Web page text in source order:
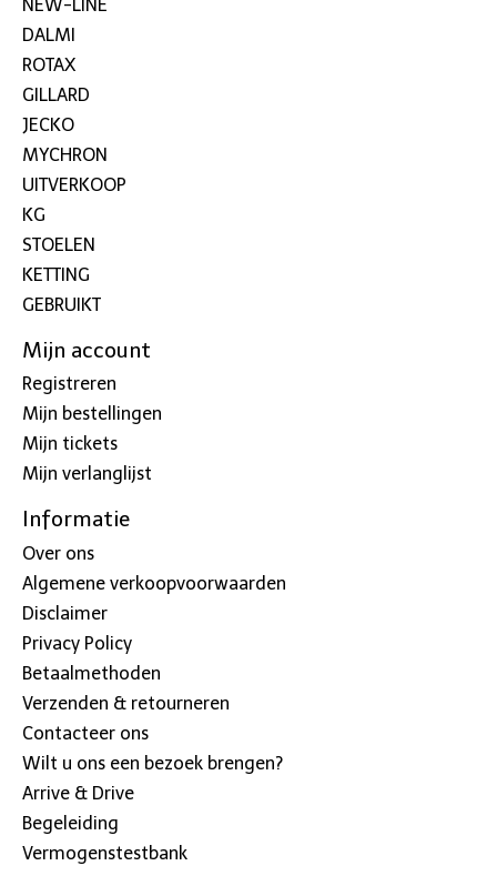
NEW-LINE
DALMI
ROTAX
GILLARD
JECKO
MYCHRON
UITVERKOOP
KG
STOELEN
KETTING
GEBRUIKT
Mijn account
Registreren
Mijn bestellingen
Mijn tickets
Mijn verlanglijst
Informatie
Over ons
Algemene verkoopvoorwaarden
Disclaimer
Privacy Policy
Betaalmethoden
Verzenden & retourneren
Contacteer ons
Wilt u ons een bezoek brengen?
Arrive & Drive
Begeleiding
Vermogenstestbank